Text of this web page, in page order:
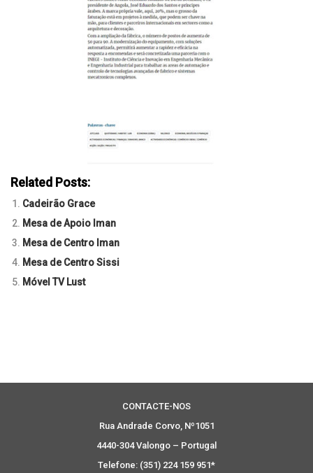
Related Posts:
Cadeirão Grace
Mesa de Apoio Iman
Mesa de Centro Iman
Mesa de Centro Sissi
Móvel TV Lust
CONTACTE-NOS
Rua Andrade Corvo, Nº1051
4440-304 Valongo – Portugal
Telefone: (351) 224 159 951*